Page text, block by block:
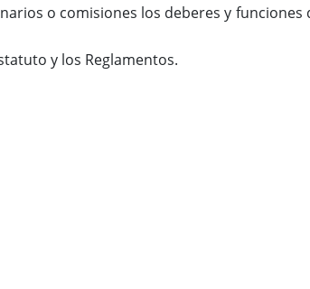
o comisiones los deberes y funciones
y los Reglamentos.